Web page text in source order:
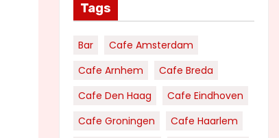
Tags
Bar
Cafe Amsterdam
Cafe Arnhem
Cafe Breda
Cafe Den Haag
Cafe Eindhoven
Cafe Groningen
Cafe Haarlem